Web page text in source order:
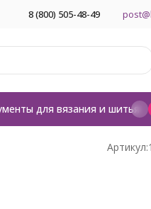
8 (800) 505-48-49
для вязания и шитья
Артикул: